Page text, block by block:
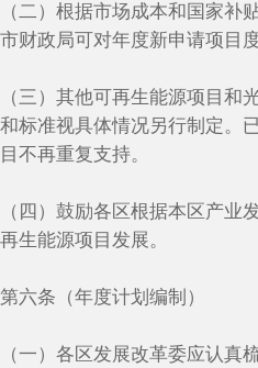
（二）根据市场成本和国家补
市财政局可对年度新申请项目
（三）其他可再生能源项目和
和标准视具体情况另行制定。
目不再重复支持。
（四）鼓励各区根据本区产业
再生能源项目发展。
第六条（年度计划编制）
（一）各区发展改革委应认真